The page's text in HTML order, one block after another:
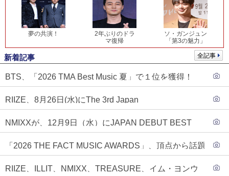
夢の共演！
2年ぶりのドラ
マ復帰
ソ・ガンジュン
「第3の魅力」
全記事
新着記事
BTS、「2026 TMA Best Music 夏」で１位を獲得！
RIIZE、8月26日(水)にThe 3rd Japan
NMIXXが、12月9日（水）にJAPAN DEBUT BEST
もスタート！！
「2026 THE FACT MUSIC AWARDS」、頂点から話題
RIIZE、ILLIT、NMIXX、TREASURE、イム・ヨンウ